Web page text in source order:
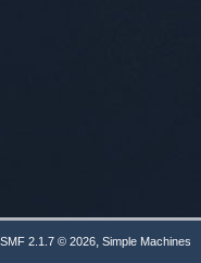
SMF 2.1.7 © 2026, Simple Machines